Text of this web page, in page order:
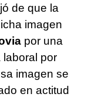
de que la
imagen
por una
por
imagen se
en actitud